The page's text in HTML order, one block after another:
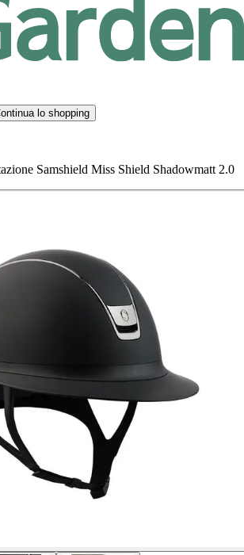
lo shopping
Samshield Miss Shield Shadowmatt 2.0